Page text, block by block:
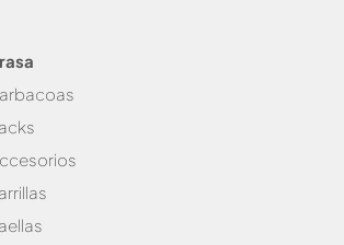
bacoas